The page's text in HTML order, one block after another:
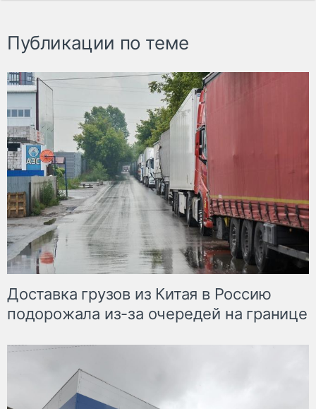
Публикации по теме
Доставка грузов из Китая в Россию
подорожала из-за очередей на границе